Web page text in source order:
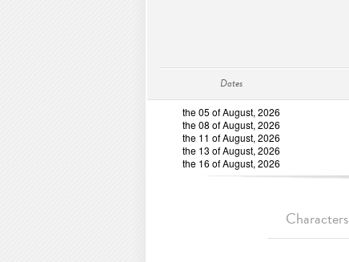
Dates
the 05 of August, 2026
the 08 of August, 2026
the 11 of August, 2026
the 13 of August, 2026
the 16 of August, 2026
Characters